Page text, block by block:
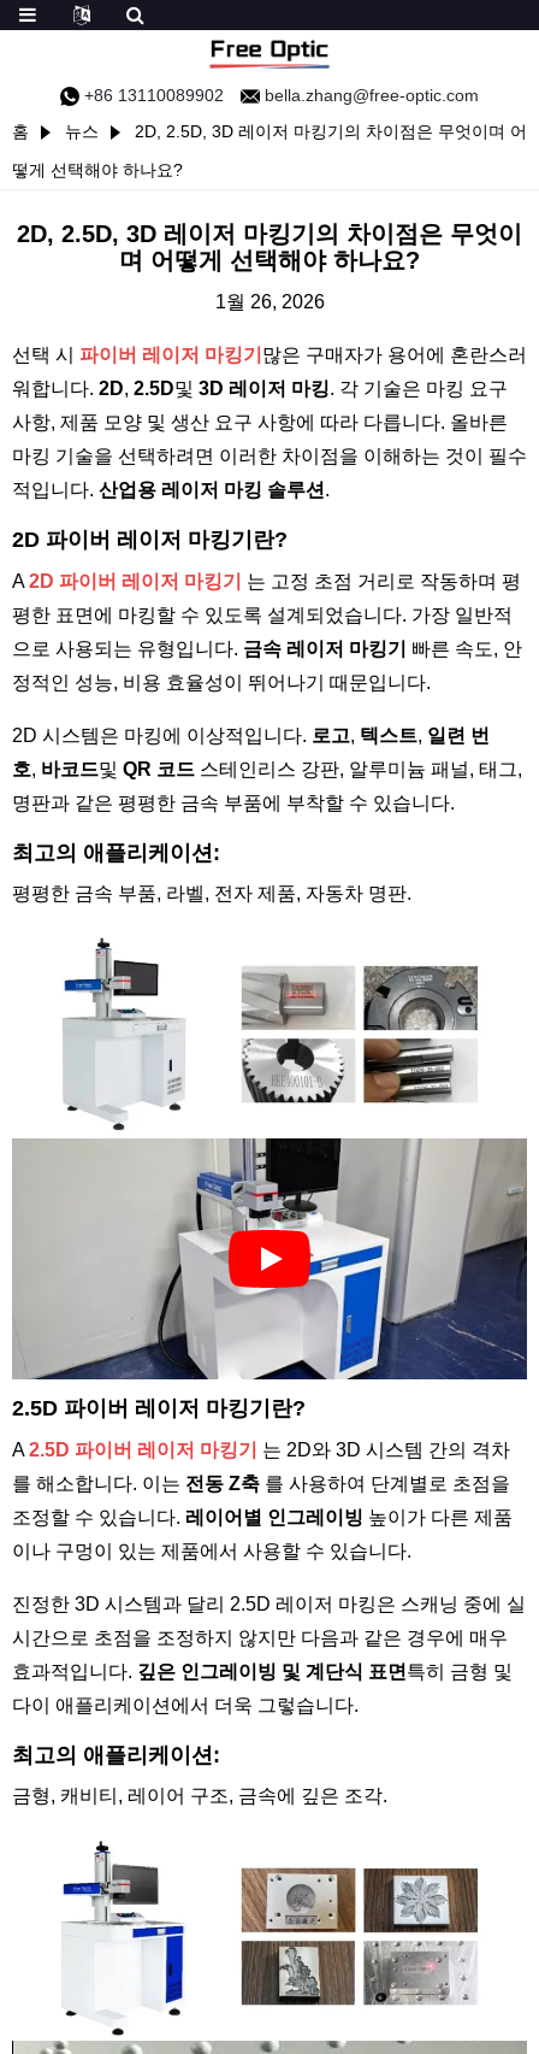
+86 13110089902
bella.zhang@free-optic.com
홈
뉴스
2D, 2.5D, 3D 레이저 마킹기의 차이점은 무엇이며 어
떻게 선택해야 하나요?
2D, 2.5D, 3D 레이저 마킹기의 차이점은 무엇이
며 어떻게 선택해야 하나요?
1월 26, 2026
선택 시 파이버 레이저 마킹기 많은 구매자가 용어에 혼란스러
워합니다. 2D, 2.5D및 3D 레이저 마킹. 각 기술은 마킹 요구
사항, 제품 모양 및 생산 요구 사항에 따라 다릅니다. 올바른
마킹 기술을 선택하려면 이러한 차이점을 이해하는 것이 필수
적입니다. 산업용 레이저 마킹 솔루션 .
2D 파이버 레이저 마킹기란?
A2D 파이버 레이저 마킹기
는 고정 초점 거리로 작동하며 평
평한 표면에 마킹할 수 있도록 설계되었습니다. 가장 일반적
으로 사용되는 유형입니다. 금속 레이저 마킹기
빠른 속도, 안
정적인 성능, 비용 효율성이 뛰어나기 때문입니다.
2D 시스템은 마킹에 이상적입니다. 로고, 텍스트, 일련 번
호, 바코드및 QR 코드 스테인리스 강판, 알루미늄 패널, 태그,
명판과 같은 평평한 금속 부품에 부착할 수 있습니다.
최고의 애플리케이션:
평평한 금속 부품, 라벨, 전자 제품, 자동차 명판.
2.5D 파이버 레이저 마킹기란?
A2.5D 파이버 레이저 마킹기
는 2D와 3D 시스템 간의 격차
를 해소합니다. 이는 전동 Z축 를 사용하여 단계별로 초점을
조정할 수 있습니다. 레이어별 인그레이빙 높이가 다른 제품
이나 구멍이 있는 제품에서 사용할 수 있습니다.
진정한 3D 시스템과 달리 2.5D 레이저 마킹은 스캐닝 중에 실
시간으로 초점을 조정하지 않지만 다음과 같은 경우에 매우
효과적입니다. 깊은 인그레이빙 및 계단식 표면 특히 금형 및
다이 애플리케이션에서 더욱 그렇습니다.
최고의 애플리케이션:
금형, 캐비티, 레이어 구조, 금속에 깊은 조각.